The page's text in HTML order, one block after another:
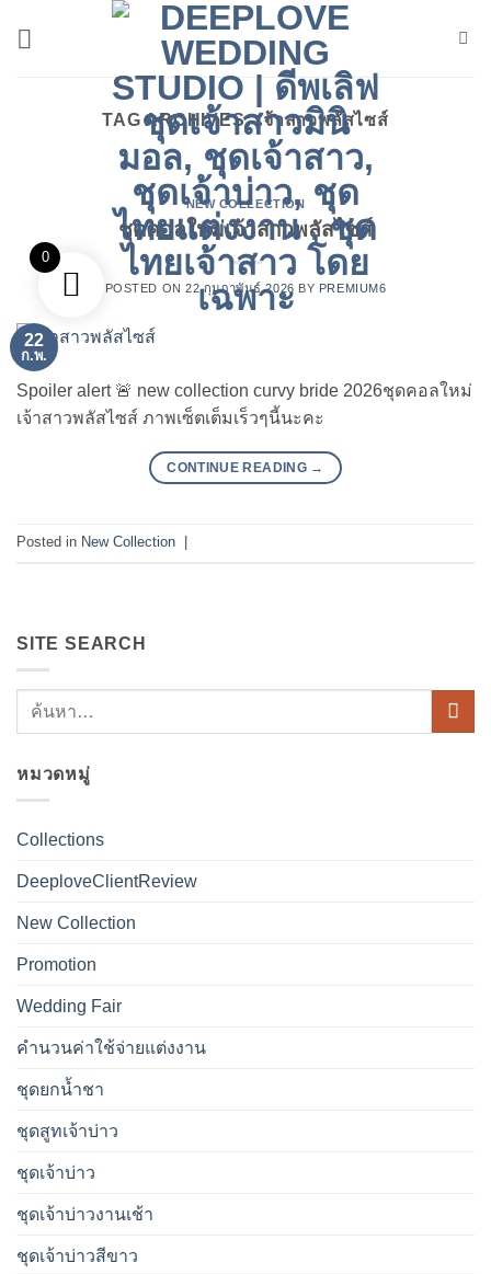
TAG ARCHIVES:เจ้าสาวพลัสไซส์
NEW COLLECTION
ชุดคอลใหม่เจ้าสาวพลัสไซส์
POSTED ON22 กุมภาพันธ์ 2026 BY PREMIUM6
22
ก.พ.
Spoiler alert 🚨 new collection curvy bride 2026ชุดคอลใหม่
เจ้าสาวพลัสไซส์ ภาพเซ็ตเต็มเร็วๆนี้นะคะ
CONTINUE READING →
Posted in New Collection
SITE SEARCH
หมวดหมู่
Collections
DeeploveClientReview
New Collection
Promotion
Wedding Fair
คำนวนค่าใช้จ่ายแต่งงาน
ชุดยกน้ำชา
ชุดสูทเจ้าบ่าว
ชุดเจ้าบ่าว
ชุดเจ้าบ่าวงานเช้า
ชุดเจ้าบ่าวสีขาว
0